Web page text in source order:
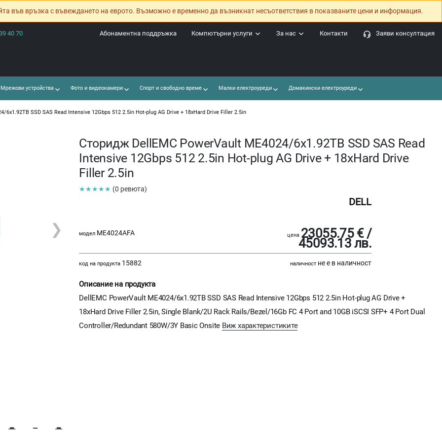
във връзка с въвеждането на еврото. Възможно е временно да възникнат несъответствия в показваните цени и информация.
40 70 Заяви консултация
Контакти
За нас
Компютърни услуги
Абонаментна поддръжка
устройства Фото и видеокамери Спорт и свободно време Малки електроуреди Домакински електроуреди
6x1.92TB SSD SAS Read Intensive 12Gbps 512 2.5in Hot-plug AG Drive + 18xHard Drive Filler 2.5in
❯
Сторидж DellEMC PowerVault ME4024/6x1.92TB SSD SAS Read
Intensive 12Gbps 512 2.5in Hot-plug AG Drive + 18xHard Drive
Filler 2.5in
★★★★★ (0 ревюта)
DELL
модел ME4024AFA цена 23055.75 € /
45093.13 лв.
код на продукта 15882 наличност не е в наличност
Описание на продукта
DellEMC PowerVault ME4024/6x1.92TB SSD SAS Read Intensive 12Gbps 512 2.5in Hot-plug AG Drive +
18xHard Drive Filler 2.5in, Single Blank/2U Rack Rails/Bezel/16Gb FC 4 Port and 10GB iSCSI SFP+ 4 Port Dual
Controller/Redundant 580W/3Y Basic Onsite Виж характеристиките